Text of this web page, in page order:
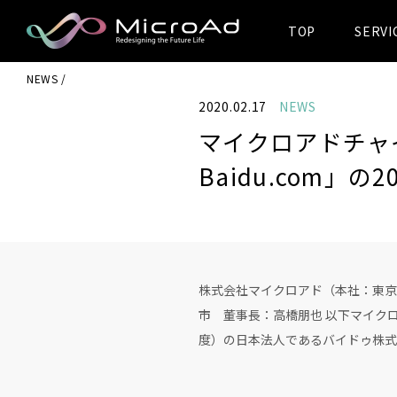
MicroAd -
Redesigning
the Future Life
TOP
NEWS
2020.02.17 NEWS
マイクロアドチ
Baidu.com」の
株式会社マイクロアド（本社：東
市 董事長：高橋朋也 以下マイク
度）の日本法人であるバイドゥ株